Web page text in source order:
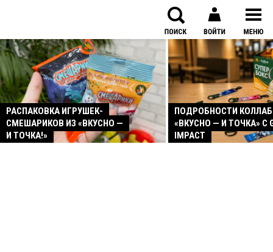
РАСПАКОВКА ИГРУШЕК-
СМЕШАРИКОВ ИЗ «ВКУСНО —
И ТОЧКА!»
ПОДРОБНОСТИ
«ВКУСНО — И ТОЧКА» С
IMPACT